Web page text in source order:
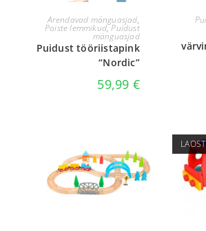
LISA KORVI
Arendavad mänguasjad,
Poiste lemmikud,Puidust
mänguasjad
Puidust tööriistapink
“Nordic”
59,99 €